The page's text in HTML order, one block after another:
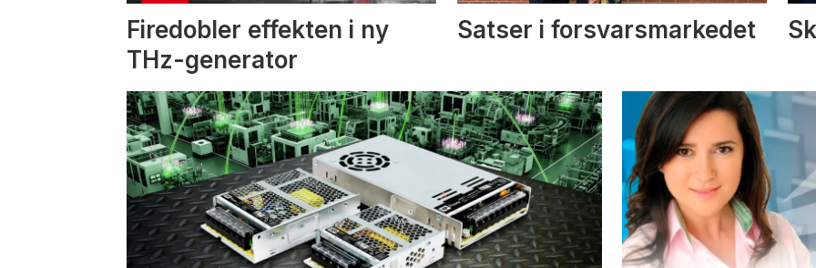
Firedobler effekten i ny
THz-generator
Satser i forsvarsmarkedet